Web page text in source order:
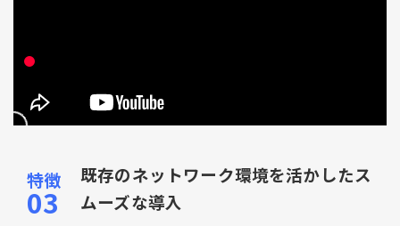
既存のネットワーク環境を活かしたス
ムーズな導入